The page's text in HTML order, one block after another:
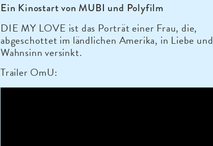
Ein Kinostart von MUBI und Polyfilm
DIE MY LOVE ist das Porträt einer Frau, die,
abgeschottet im ländlichen Amerika, in Liebe und
Wahnsinn versinkt.
Trailer OmU: